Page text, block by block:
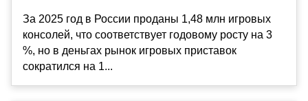
За 2025 год в России проданы 1,48 млн игровых
консолей, что соответствует годовому росту на 3
%, но в деньгах рынок игровых приставок
сократился на 1...